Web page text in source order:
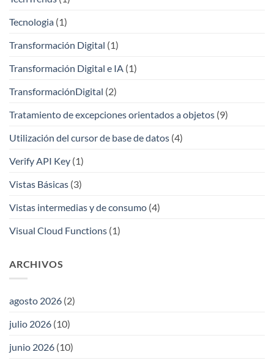
Tecnologia (1)
Transformación Digital (1)
Transformación Digital e IA (1)
TransformaciónDigital (2)
Tratamiento de excepciones orientados a objetos (9)
Utilización del cursor de base de datos (4)
Verify API Key (1)
Vistas Básicas (3)
Vistas intermedias y de consumo (4)
Visual Cloud Functions (1)
ARCHIVOS
agosto 2026 (2)
julio 2026 (10)
junio 2026 (10)